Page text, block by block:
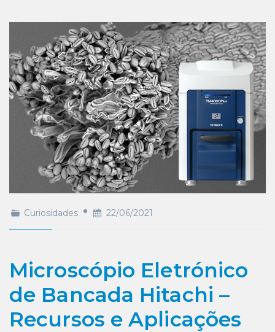
Curiosidades 22/06/2021
Microscópio Eletrónico
de Bancada Hitachi –
Recursos e Aplicações